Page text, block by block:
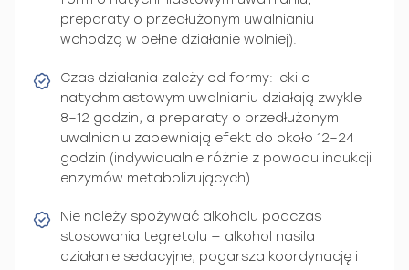
preparaty o przedłużonym uwalnianiu
wchodzą w pełne działanie wolniej).
Czas działania zależy od formy: leki o
natychmiastowym uwalnianiu działają zwykle
8–12 godzin, a preparaty o przedłużonym
uwalnianiu zapewniają efekt do około 12–24
godzin (indywidualnie różnie z powodu indukcji
enzymów metabolizujących).
Nie należy spożywać alkoholu podczas
stosowania tegretolu — alkohol nasila
działanie sedacyjne, pogarsza koordynację i